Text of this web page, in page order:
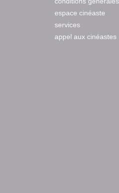
espace cinéaste
services
appel aux cinéastes